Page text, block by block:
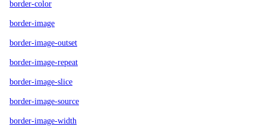
border-color
border-image
border-image-outset
border-image-repeat
border-image-slice
border-image-source
border-image-width